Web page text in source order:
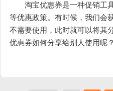
淘宝优惠券是一种促销工
等优惠政策。有时候，我们会
不需要使用，此时就可以将其
优惠券如何分享给别人使用呢